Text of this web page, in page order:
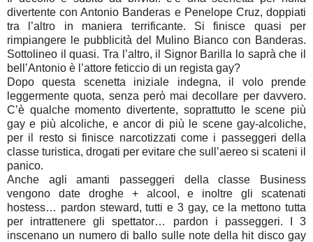
divertente con Antonio Banderas e Penelope Cruz, doppiati
tra l’altro in maniera terrificante. Si finisce quasi per
rimpiangere le pubblicità del Mulino Bianco con Banderas.
Sottolineo il quasi. Tra l’altro, il Signor Barilla lo saprà che il
bell’Antonio è l’attore feticcio di un regista gay?
Dopo questa scenetta iniziale indegna, il volo prende
leggermente quota, senza però mai decollare per davvero.
C’è qualche momento divertente, soprattutto le scene più
gay e più alcoliche, e ancor di più le scene gay-alcoliche,
per il resto si finisce narcotizzati come i passeggeri della
classe turistica, drogati per evitare che sull’aereo si scateni il
panico.
Anche agli amanti passeggeri della classe Business
vengono date droghe + alcool, e inoltre gli scatenati
hostess… pardon steward, tutti e 3 gay, ce la mettono tutta
per intrattenere gli spettator… pardon i passeggeri. I 3
inscenano un numero di ballo sulle note della hit disco gay